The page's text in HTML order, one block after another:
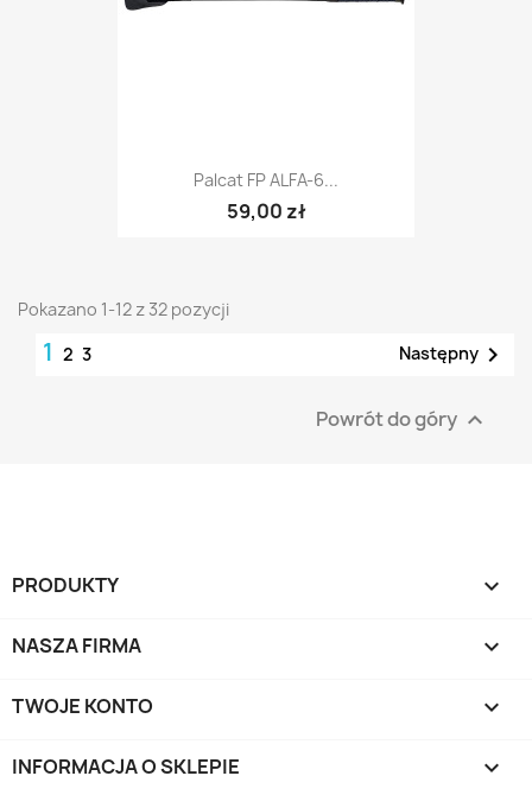
Palcat FP ALFA-6...
59,00 zł
Pokazano 1-12 z 32 pozycji
1 2 3 Następny 
Powrót do góry 
PRODUKTY 
NASZA FIRMA 
TWOJE KONTO 
INFORMACJA O SKLEPIE keyboard_arrow_down